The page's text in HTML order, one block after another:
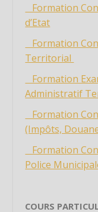
Étiquette
Étiquette
Étiquette
Étiquette
Étiquette
Étiquette
Étiquette
Étiquette
Étiquette
Étiquette
Formation
d’Etat
Formation
Territorial
Formation
Administratif
Formation
(Impôts,
Formation
Police
COURS